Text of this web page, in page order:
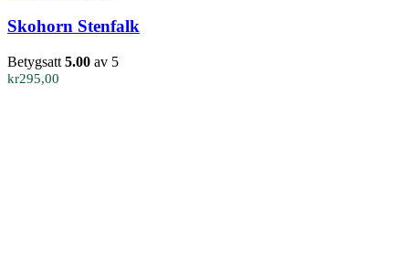
Skohorn Stenfalk
Betygsatt 5.00 av 5
kr295,00